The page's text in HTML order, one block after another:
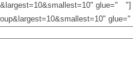
glue=" "]